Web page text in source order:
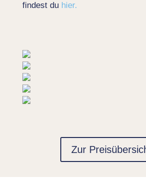
findest du hier.
Zur